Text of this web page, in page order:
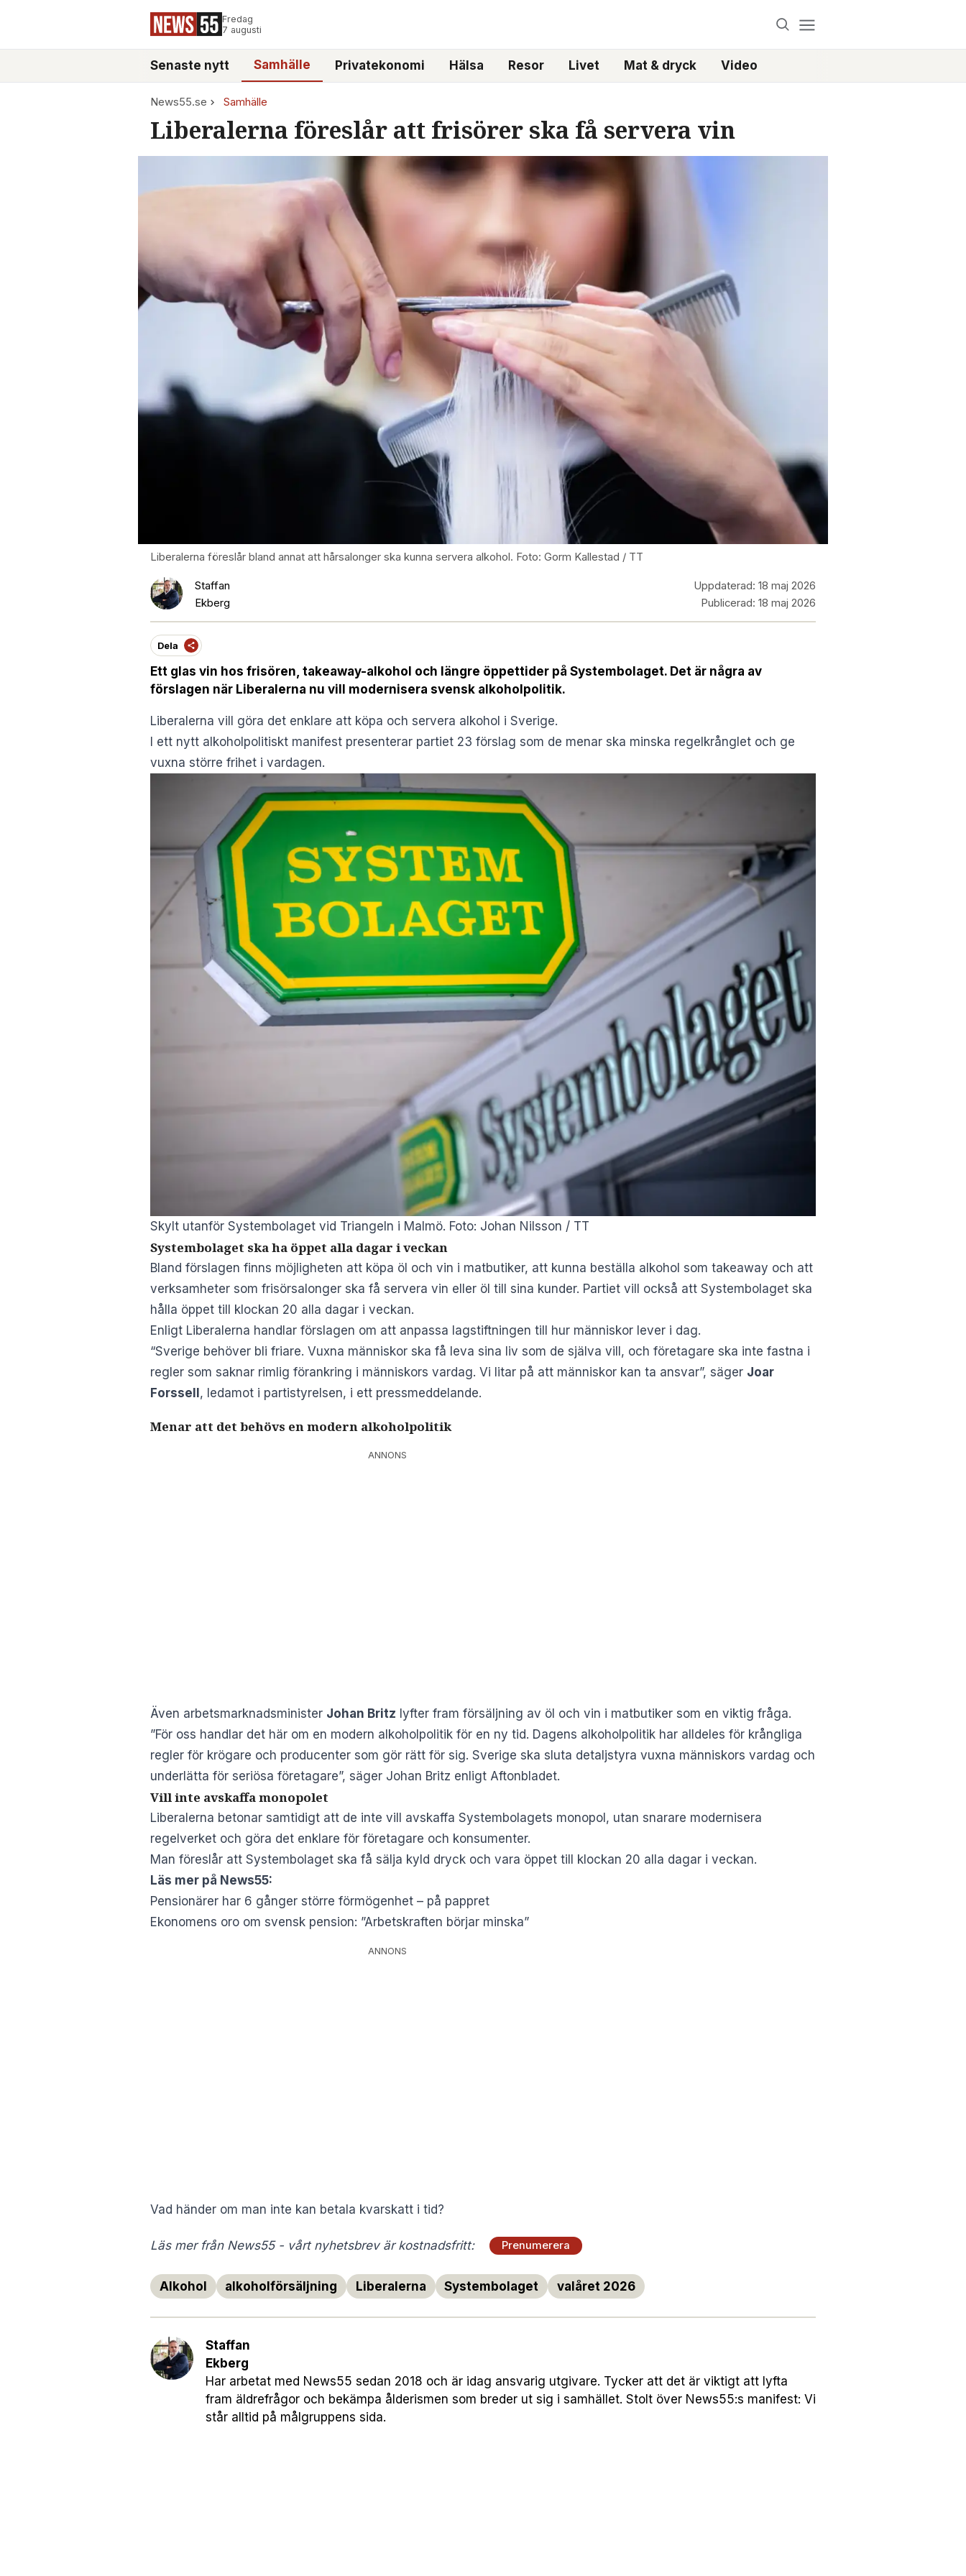
Fredag
7 augusti
Senaste nytt Samhälle Privatekonomi Hälsa Resor Livet Mat & dryck Video
News55.se Samhälle
Liberalerna föreslår att frisörer ska få servera vin
Liberalerna föreslår bland annat att hårsalonger ska kunna servera alkohol. Foto: Gorm Kallestad / TT
Staffan
Ekberg
Uppdaterad: 18 maj 2026
Publicerad: 18 maj 2026
Dela
Ett glas vin hos frisören, takeaway-alkohol och längre öppettider på Systembolaget. Det är några av
förslagen när Liberalerna nu vill modernisera svensk alkoholpolitik.
Liberalerna vill göra det enklare att köpa och servera alkohol i Sverige.
I ett nytt alkoholpolitiskt manifest presenterar partiet 23 förslag som de menar ska minska regelkrånglet och ge
vuxna större frihet i vardagen.
Skylt utanför Systembolaget vid Triangeln i Malmö. Foto: Johan Nilsson / TT
Systembolaget ska ha öppet alla dagar i veckan
Bland förslagen finns möjligheten att köpa öl och vin i matbutiker, att kunna beställa alkohol som takeaway och att
verksamheter som frisörsalonger ska få servera vin eller öl till sina kunder. Partiet vill också att Systembolaget ska
hålla öppet till klockan 20 alla dagar i veckan.
Enligt Liberalerna handlar förslagen om att anpassa lagstiftningen till hur människor lever i dag.
“Sverige behöver bli friare. Vuxna människor ska få leva sina liv som de själva vill, och företagare ska inte fastna i
regler som saknar rimlig förankring i människors vardag. Vi litar på att människor kan ta ansvar”, säger Joar
Forssell, ledamot i partistyrelsen, i ett pressmeddelande.
Menar att det behövs en modern alkoholpolitik
ANNONS
Även arbetsmarknadsminister Johan Britz lyfter fram försäljning av öl och vin i matbutiker som en viktig fråga.
”För oss handlar det här om en modern alkoholpolitik för en ny tid. Dagens alkoholpolitik har alldeles för krångliga
regler för krögare och producenter som gör rätt för sig. Sverige ska sluta detaljstyra vuxna människors vardag och
underlätta för seriösa företagare”, säger Johan Britz enligt Aftonbladet.
Vill inte avskaffa monopolet
Liberalerna betonar samtidigt att de inte vill avskaffa Systembolagets monopol, utan snarare modernisera
regelverket och göra det enklare för företagare och konsumenter.
Man föreslår att Systembolaget ska få sälja kyld dryck och vara öppet till klockan 20 alla dagar i veckan.
Läs mer på News55:
Pensionärer har 6 gånger större förmögenhet – på pappret
Ekonomens oro om svensk pension: ”Arbetskraften börjar minska”
ANNONS
Vad händer om man inte kan betala kvarskatt i tid?
Läs mer från News55 - vårt nyhetsbrev är kostnadsfritt: Prenumerera
Alkohol alkoholförsäljning Liberalerna Systembolaget valåret 2026
Staffan
Ekberg
Har arbetat med News55 sedan 2018 och är idag ansvarig utgivare. Tycker att det är viktigt att lyfta
fram äldrefrågor och bekämpa ålderismen som breder ut sig i samhället. Stolt över News55:s manifest: Vi
står alltid på målgruppens sida.